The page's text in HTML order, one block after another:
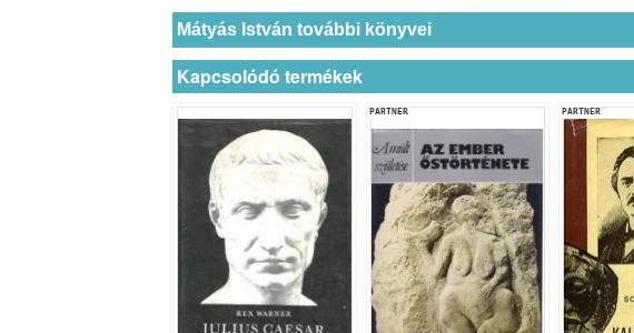
Mátyás István további könyvei
Kapcsolódó termékek
PARTNER PARTNER